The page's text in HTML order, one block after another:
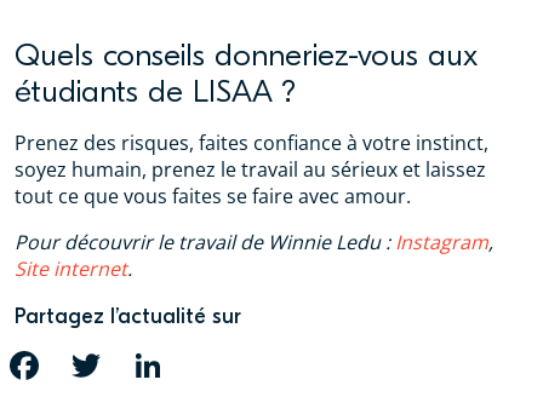
Quels conseils donneriez-vous aux
étudiants de LISAA ?
Prenez des risques, faites confiance à votre instinct,
soyez humain, prenez le travail au sérieux et laissez
tout ce que vous faites se faire avec amour.
Pour découvrir le travail de Winnie Ledu :Instagram,
Site internet.
Partagez l’actualité sur
FACEBOOK TWITTER